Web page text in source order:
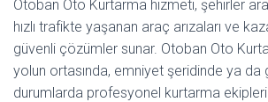
Otoban Oto Kurtarma hizmeti, şehirler
hızlı trafikte yaşanan araç arızaları ve
güvenli çözümler sunar. Otoban Oto
yolun ortasında, emniyet şeridinde ya da
durumlarda profesyonel kurtarma